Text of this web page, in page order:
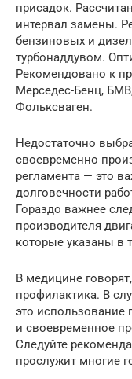
присадок.
интервал замены.
бензиновых и
турбонаддувом.
Рекомендовано к
Мерседес-Бенц,
Фольксваген.
Недостаточно
своевременно
регламента — это
долговечности
Гораздо важнее
производителя
которые указаны в
В медицине
профилактика. В
это использование
и своевременное
Следуйте
прослужит многие